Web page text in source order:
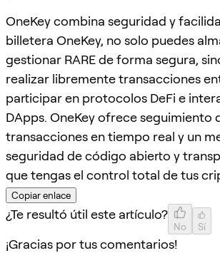
OneKey combina seguridad y
billetera OneKey, no solo puedes
gestionar RARE de forma segura,
realizar libremente transacciones
participar en protocolos DeFi e
DApps. OneKey ofrece seguimiento
transacciones en tiempo real y un
seguridad de código abierto y
que tengas el control total de tus
Copiar enlace
¿Te resultó útil este artículo?
No Sí
¡Gracias por tus comentarios!